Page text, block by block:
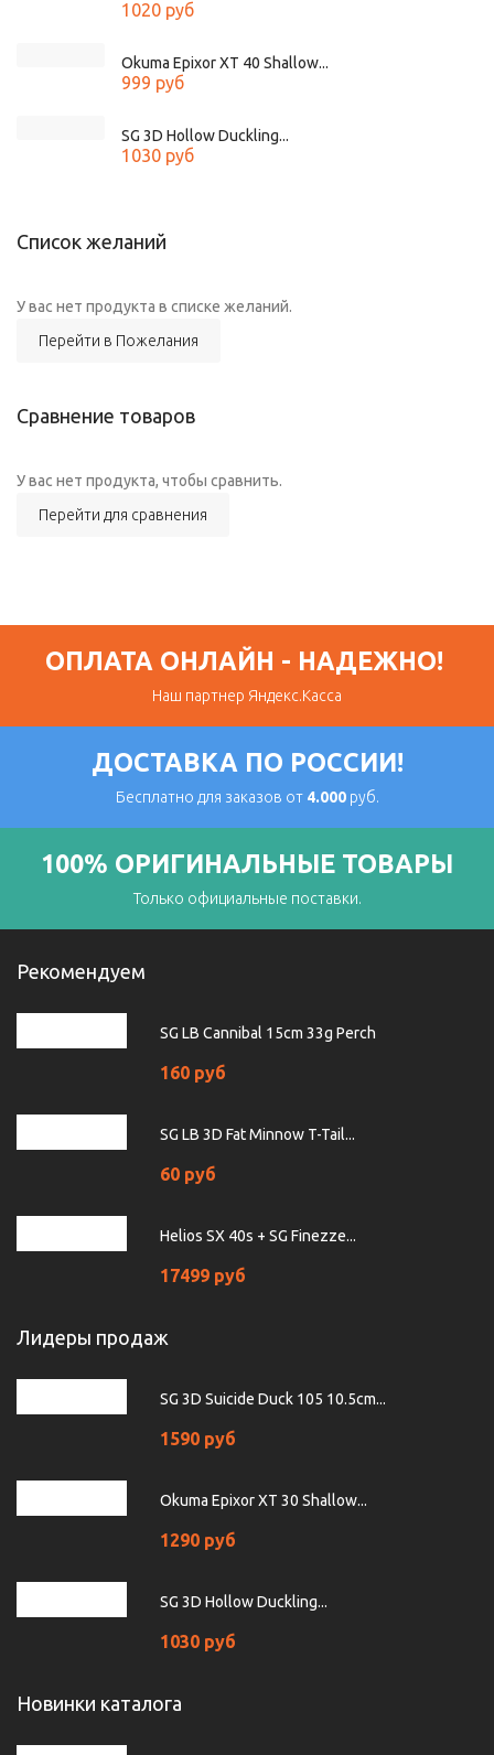
1020 руб
Okuma Epixor XT 40 Shallow...
999 руб
SG 3D Hollow Duckling...
1030 руб
Список желаний
У вас нет продукта в списке желаний.
Перейти в Пожелания
Сравнение товаров
У вас нет продукта, чтобы сравнить.
Перейти для сравнения
ОПЛАТА ОНЛАЙН - НАДЕЖНО!
Наш партнер Яндекс.Касса
ДОСТАВКА ПО РОССИИ!
Бесплатно для заказов от 4.000руб.
100% ОРИГИНАЛЬНЫЕ ТОВАРЫ
Только официальные поставки.
Рекомендуем
SG LB Cannibal 15cm 33g Perch
160 руб
SG LB 3D Fat Minnow T-Tail...
60 руб
Helios SX 40s + SG Finezze...
17499 руб
Лидеры продаж
SG 3D Suicide Duck 105 10.5cm...
1590 руб
Okuma Epixor XT 30 Shallow...
1290 руб
SG 3D Hollow Duckling...
1030 руб
Новинки каталога